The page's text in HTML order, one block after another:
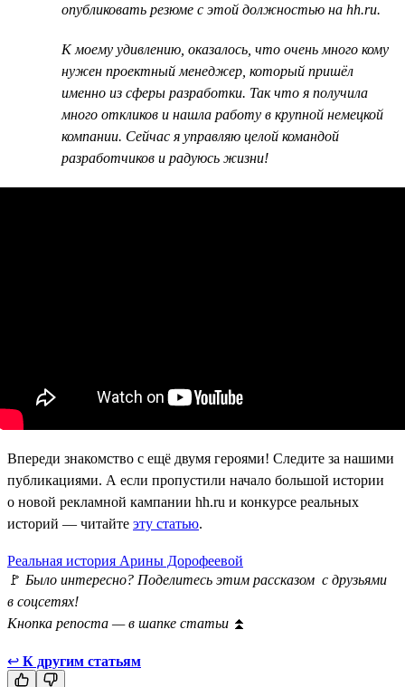
опубликовать резюме с этой должностью на hh.ru.
К моему удивлению, оказалось, что очень много кому
нужен проектный менеджер, который пришёл
именно из сферы разработки. Так что я получила
много откликов и нашла работу в крупной немецкой
компании. Сейчас я управляю целой командой
разработчиков и радуюсь жизни!
Впереди знакомство с ещё двумя героями! Следите за нашими
публикациями. А если пропустили начало большой истории
о новой рекламной кампании hh.ru и конкурсе реальных
историй — читайте эту статью.
Реальная история Арины Дорофеевой
🚩 Было интересно? Поделитесь этим рассказом с друзьями
в соцсетях!
Кнопка репоста — в шапке статьи ⏫
↩ К другим статьям